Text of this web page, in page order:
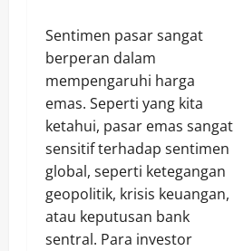
Sentimen pasar sangat
berperan dalam
mempengaruhi harga
emas. Seperti yang kita
ketahui, pasar emas sangat
sensitif terhadap sentimen
global, seperti ketegangan
geopolitik, krisis keuangan,
atau keputusan bank
sentral. Para investor